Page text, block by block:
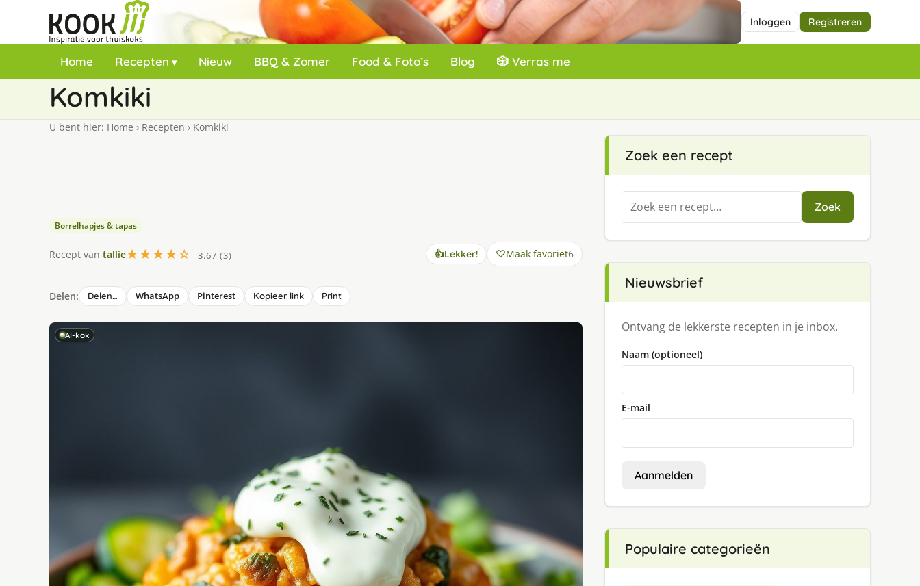
Inloggen Registreren
Home Recepten Nieuw BBQ & Zomer Food & Foto’s Blog 🎲 Verras me
Komkiki
U bent hier: Home › Recepten › Komkiki
Borrelhapjes & tapas
Recept van tallie★★★★☆ 3.67 (3) 👍Lekker! Maak favoriet6
Delen: Delen… WhatsApp Pinterest Kopieer link Print
AI-kok
Zoek een recept
Zoeken
naar:
Zoek
Nieuwsbrief
Ontvang de lekkerste recepten in je inbox.
Naam (optioneel)
E-mail
Aanmelden
Populaire categorieën